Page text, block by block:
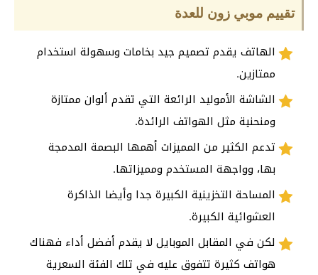
تقييم موبي زون للعدة
الهاتف يقدم تصميم جيد بخامات وسهولة استخدام
ممتازين.
الشاشة الأموليد الرائعة التي تقدم ألوان ممتازة
ومنحنية مثل الهواتف الرائدة.
تدعم الكثير من المميزات أهمها البصمة المدمجة
بها، وواجهة المستخدم ومميزاتها.
المساحة التخزينية الكبيرة جدا وأيضا الذاكرة
العشوائية الكبيرة.
لكن في المقابل الموبايل لا يقدم أفضل أداء فهناك
هواتف كثيرة تتفوق عليه في تلك الفئة السعرية